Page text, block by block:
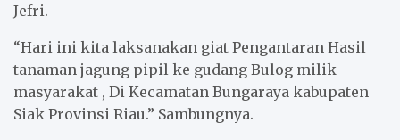
Jefri.
“Hari ini kita laksanakan giat Pengantaran Hasil
tanaman jagung pipil ke gudang Bulog milik
masyarakat , Di Kecamatan Bungaraya kabupaten
Siak Provinsi Riau.” Sambungnya.